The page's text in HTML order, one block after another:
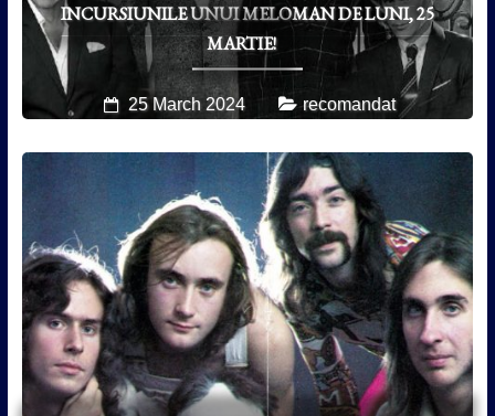
INCURSIUNILE UNUI MELOMAN DE LUNI, 25
MARTIE!
25 March 2024 recomandat